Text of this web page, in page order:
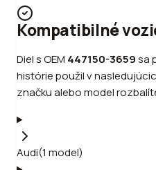
Kompatibilné
Diel s OEM 447150-3659sa
histórie použil v
značku alebo model
Audi(1 model)